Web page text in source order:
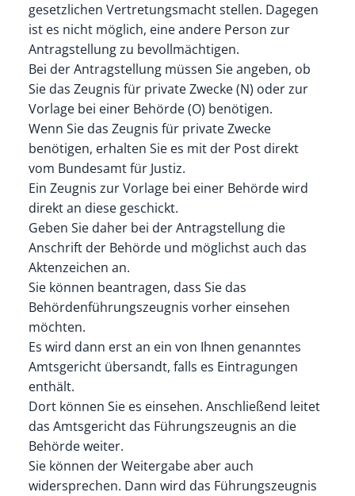
gesetzlichen Vertretungsmacht stellen. Dagegen
ist es nicht möglich, eine andere Person zur
Antragstellung zu bevollmächtigen.
Bei der Antragstellung müssen Sie angeben, ob
Sie das Zeugnis für private Zwecke (N) oder zur
Vorlage bei einer Behörde (O) benötigen.
Wenn Sie das Zeugnis für private Zwecke
benötigen, erhalten Sie es mit der Post direkt
vom Bundesamt für Justiz.
Ein Zeugnis zur Vorlage bei einer Behörde wird
direkt an diese geschickt.
Geben Sie daher bei der Antragstellung die
Anschrift der Behörde und möglichst auch das
Aktenzeichen an.
Sie können beantragen, dass Sie das
Behördenführungszeugnis vorher einsehen
möchten.
Es wird dann erst an ein von Ihnen genanntes
Amtsgericht übersandt, falls es Eintragungen
enthält.
Dort können Sie es einsehen. Anschließend leitet
das Amtsgericht das Führungszeugnis an die
Behörde weiter.
Sie können der Weitergabe aber auch
widersprechen. Dann wird das Führungszeugnis